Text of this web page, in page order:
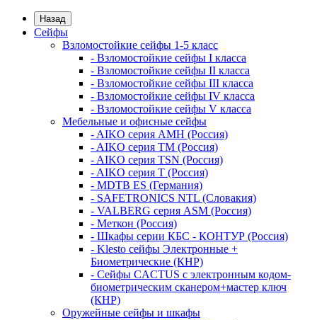
Назад
Сейфы
Взломостойкие сейфы 1-5 класс
- Взломостойкие сейфы I класса
- Взломостойкие сейфы II класса
- Взломостойкие сейфы III класса
- Взломостойкие сейфы IV класса
- Взломостойкие сейфы V класса
Мебельные и офисные сейфы
- AIKO серия AMH (Россия)
- AIKO серия TM (Россия)
- AIKO серия TSN (Россия)
- AIKO серия Т (Россия)
- MDTB ES (Германия)
- SAFETRONICS NTL (Словакия)
- VALBERG серия ASM (Россия)
- Меткон (Россия)
- Шкафы серии КБС - КОНТУР (Россия)
- Klesto сейфы Электронные +
Биометрические (КНР)
- Сейфы CACTUS с электронным кодом-
биометрическим сканером+мастер ключ
(КНР)
Оружейные сейфы и шкафы